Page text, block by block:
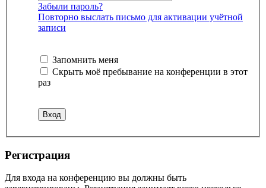
Забыли пароль?
Повторно выслать письмо для активации учётной
записи
Запомнить меня
Скрыть моё пребывание на конференции в этот
раз
Регистрация
Для входа на конференцию вы должны быть